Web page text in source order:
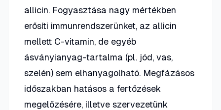
allicin. Fogyasztása nagy mértékben
erősíti immunrendszerünket, az allicin
mellett C-vitamin, de egyéb
ásványianyag-tartalma (pl. jód, vas,
szelén) sem elhanyagolható. Megfázásos
időszakban hatásos a fertőzések
megelőzésére, illetve szervezetünk